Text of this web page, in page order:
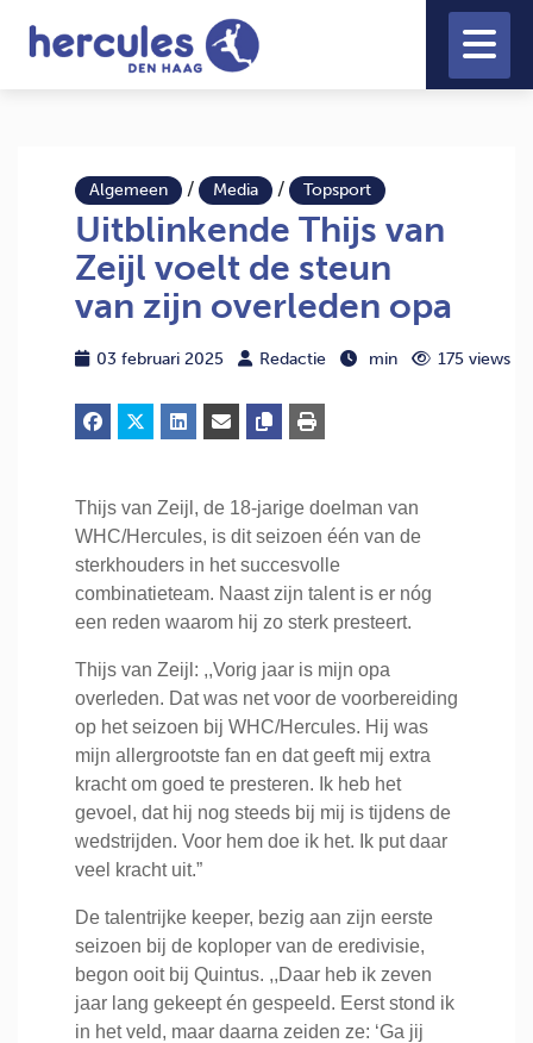
Algemeen / Media / Topsport
Uitblinkende Thijs van
Zeijl voelt de steun
van zijn overleden opa
03 februari 2025 Redactie min 175 views
Thijs van Zeijl, de 18-jarige doelman van
WHC/Hercules, is dit seizoen één van de
sterkhouders in het succesvolle
combinatieteam. Naast zijn talent is er nóg
een reden waarom hij zo sterk presteert.
Thijs van Zeijl: ,,Vorig jaar is mijn opa
overleden. Dat was net voor de voorbereiding
op het seizoen bij WHC/Hercules. Hij was
mijn allergrootste fan en dat geeft mij extra
kracht om goed te presteren. Ik heb het
gevoel, dat hij nog steeds bij mij is tijdens de
wedstrijden. Voor hem doe ik het. Ik put daar
veel kracht uit.”
De talentrijke keeper, bezig aan zijn eerste
seizoen bij de koploper van de eredivisie,
begon ooit bij Quintus. ,,Daar heb ik zeven
jaar lang gekeept én gespeeld. Eerst stond ik
in het veld, maar daarna zeiden ze: ‘Ga jij